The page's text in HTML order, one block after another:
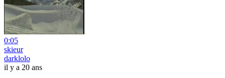
0:05
skieur
darklolo
il y a 20 ans